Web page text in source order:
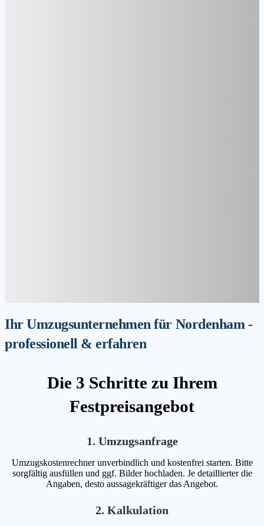
Ihr Umzugsunternehmen für Nordenham -
professionell & erfahren
Die 3 Schritte zu Ihrem
Festpreisangebot
1. Umzugsanfrage
Umzugskostenrechner unverbindlich und kostenfrei starten. Bitte
sorgfältig ausfüllen und ggf. Bilder hochladen. Je detaillierter die
Angaben, desto aussagekräftiger das Angebot.
2. Kalkulation